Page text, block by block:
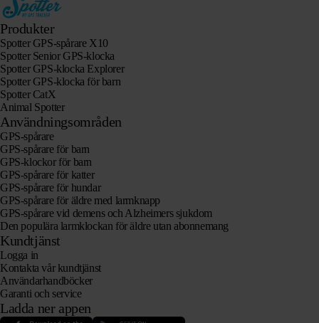
Produkter
Spotter GPS-spårare X10
Spotter Senior GPS-klocka
Spotter GPS-klocka Explorer
Spotter GPS-klocka för barn
Spotter CatX
Animal Spotter
Användningsområden
GPS-spårare
GPS-spårare för barn
GPS-klockor för barn
GPS-spårare för katter
GPS-spårare för hundar
GPS-spårare för äldre med larmknapp
GPS-spårare vid demens och Alzheimers sjukdom
Den populära larmklockan för äldre utan abonnemang
Kundtjänst
Logga in
Kontakta vår kundtjänst
Användarhandböcker
Garanti och service
Ladda ner appen